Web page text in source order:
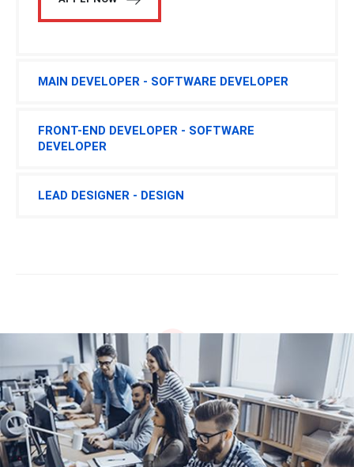
MAIN DEVELOPER - SOFTWARE DEVELOPER
FRONT-END DEVELOPER - SOFTWARE
DEVELOPER
LEAD DESIGNER - DESIGN